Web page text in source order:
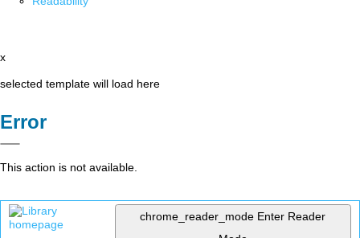
x
selected template will load here
Error
This action is not available.
chrome_reader_mode Enter Reader